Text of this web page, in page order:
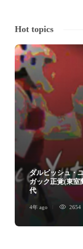
Hot topics
ダルビッシュ・
ガック正覚(東室
代
4年 ago 2654